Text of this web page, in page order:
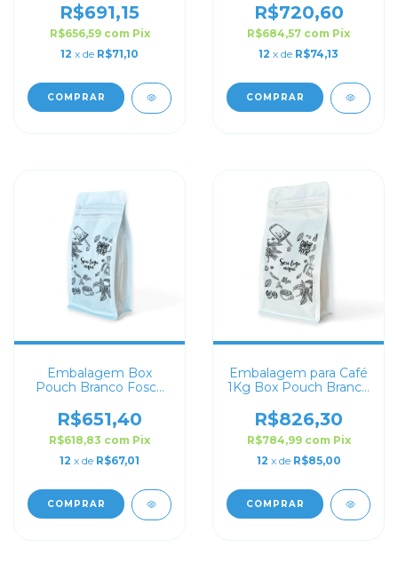
Personalizada
R$691,15
R$656,59 com Pix
12 x de R$71,10
COMPRAR
R$720,60
R$684,57 com Pix
12 x de R$74,13
COMPRAR
Embalagem Box
Pouch Branco Fosco
Personalizado
R$651,40
R$618,83 com Pix
12 x de R$67,01
COMPRAR
Embalagem para Café
1Kg Box Pouch Branco
R$826,30
R$784,99 com Pix
12 x de R$85,00
COMPRAR